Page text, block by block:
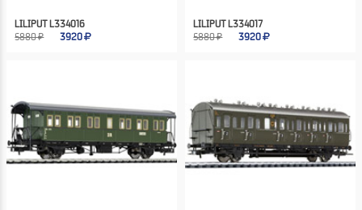
LILIPUT L334016
5880 ₽
3920
LILIPUT L334017
5880 ₽
3920